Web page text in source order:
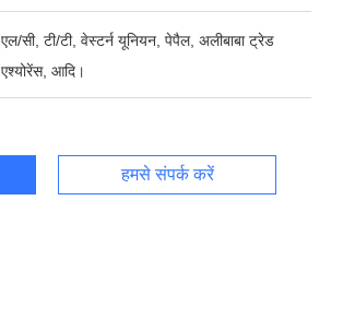
एल/सी, टी/टी, वेस्टर्न यूनियन, पेपैल, अलीबाबा ट्रेड
एश्योरेंस, आदि।
हमसे संपर्क करें